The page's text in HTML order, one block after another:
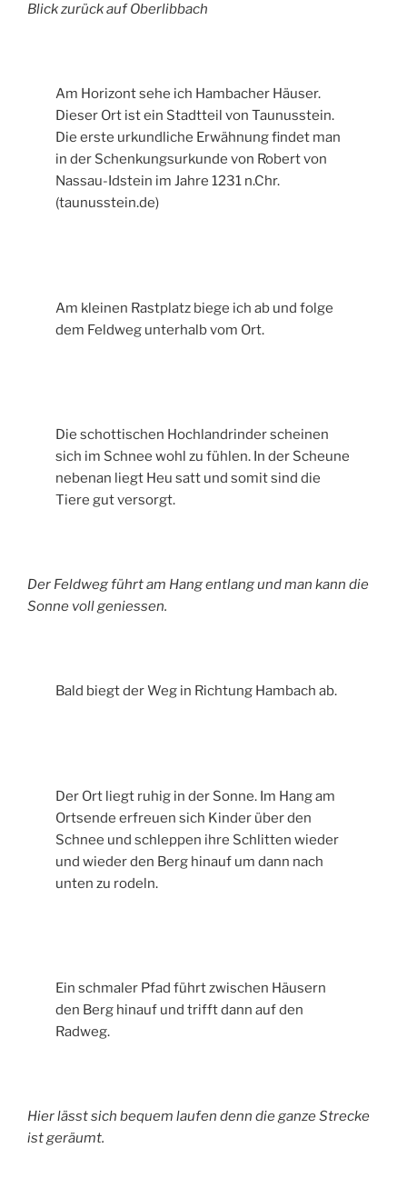
Blick zurück auf Oberlibbach
Am Horizont sehe ich Hambacher Häuser.
Dieser Ort ist ein Stadtteil von Taunusstein.
Die erste urkundliche Erwähnung findet man
in der Schenkungsurkunde von Robert von
Nassau-Idstein im Jahre 1231 n.Chr.
(taunusstein.de)
Am kleinen Rastplatz biege ich ab und folge
dem Feldweg unterhalb vom Ort.
Die schottischen Hochlandrinder scheinen
sich im Schnee wohl zu fühlen. In der Scheune
nebenan liegt Heu satt und somit sind die
Tiere gut versorgt.
Der Feldweg führt am Hang entlang und man kann die
Sonne voll geniessen.
Bald biegt der Weg in Richtung Hambach ab.
Der Ort liegt ruhig in der Sonne. Im Hang am
Ortsende erfreuen sich Kinder über den
Schnee und schleppen ihre Schlitten wieder
und wieder den Berg hinauf um dann nach
unten zu rodeln.
Ein schmaler Pfad führt zwischen Häusern
den Berg hinauf und trifft dann auf den
Radweg.
Hier lässt sich bequem laufen denn die ganze Strecke
ist geräumt.